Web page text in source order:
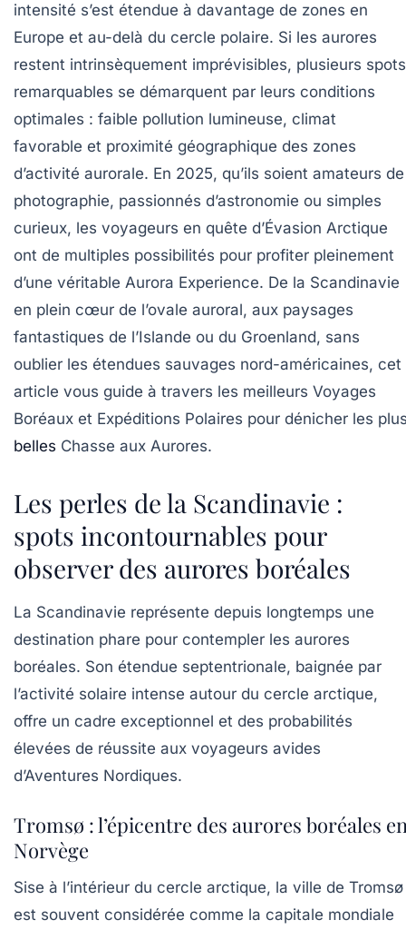
intensité s’est étendue à davantage de zones en
Europe et au-delà du cercle polaire. Si les aurores
restent intrinsèquement imprévisibles, plusieurs spots
remarquables se démarquent par leurs conditions
optimales : faible pollution lumineuse, climat
favorable et proximité géographique des zones
d’activité aurorale. En 2025, qu’ils soient amateurs de
photographie, passionnés d’astronomie ou simples
curieux, les voyageurs en quête d’Évasion Arctique
ont de multiples possibilités pour profiter pleinement
d’une véritable Aurora Experience. De la Scandinavie
en plein cœur de l’ovale auroral, aux paysages
fantastiques de l’Islande ou du Groenland, sans
oublier les étendues sauvages nord-américaines, cet
article vous guide à travers les meilleurs Voyages
Boréaux et Expéditions Polaires pour dénicher les
belles Chasse aux Aurores.
Les perles de la Scandinavie :
spots incontournables pour
observer des aurores boréales
La Scandinavie représente depuis longtemps une
destination phare pour contempler les aurores
boréales. Son étendue septentrionale, baignée par
l’activité solaire intense autour du cercle arctique,
offre un cadre exceptionnel et des probabilités
élevées de réussite aux voyageurs avides
d’Aventures Nordiques.
Tromsø : l’épicentre des aurores boréales
Norvège
Sise à l’intérieur du cercle arctique, la ville de Tromsø
est souvent considérée comme la capitale mondiale